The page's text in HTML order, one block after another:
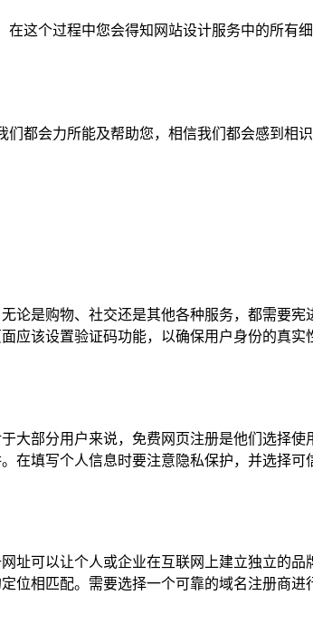
这个过程中您会得知网站设计服务中的所有
都会力所能及帮助您，相信我们都会感到相
论是购物、社交还是其他各种服务，都需要
应该设置验证码功能，以确保用户身份的真
大部分用户来说，免费网页注册是他们选择
在填写个人信息时要注意隐私保护，并选择
址可以让个人或企业在互联网上建立独立的
位相匹配。需要选择一个可靠的域名注册商